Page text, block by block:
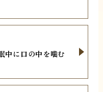
中に口の中を噛む